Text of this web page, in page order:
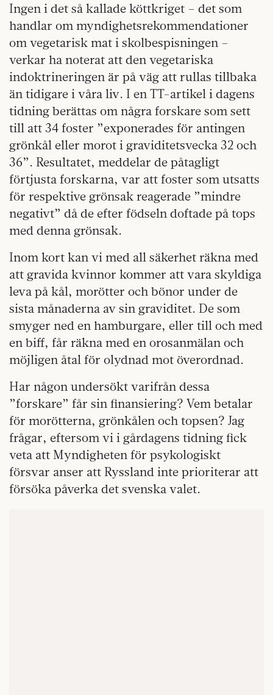
Ingen i det så kallade köttkriget – det som
handlar om myndighetsrekommendationer
om vegetarisk mat i skolbespisningen –
verkar ha noterat att den vegetariska
indoktrineringen är på väg att rullas tillbaka
än tidigare i våra liv. I en TT-artikel i dagens
tidning berättas om några forskare som sett
till att 34 foster ”exponerades för antingen
grönkål eller morot i graviditetsvecka 32 och
36”. Resultatet, meddelar de påtagligt
förtjusta forskarna, var att foster som utsatts
för respektive grönsak reagerade ”mindre
negativt” då de efter födseln doftade på tops
med denna grönsak.
Inom kort kan vi med all säkerhet räkna med
att gravida kvinnor kommer att vara skyldiga
leva på kål, morötter och bönor under de
sista månaderna av sin graviditet. De som
smyger ned en hamburgare, eller till och med
en biff, får räkna med en orosanmälan och
möjligen åtal för olydnad mot överordnad.
Har någon undersökt varifrån dessa
”forskare” får sin finansiering? Vem betalar
för morötterna, grönkålen och topsen? Jag
frågar, eftersom vi i gårdagens tidning fick
veta att Myndigheten för psykologiskt
försvar anser att Ryssland inte prioriterar att
försöka påverka det svenska valet.